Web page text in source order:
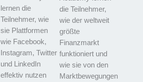
lernen die
Teilnehmer, wie
sie Plattformen
wie Facebook,
Instagram, Twitter
und LinkedIn
effektiv nutzen
die Teilnehmer,
wie der weltweit
größte
Finanzmarkt
funktioniert und
wie sie von den
Marktbewegungen